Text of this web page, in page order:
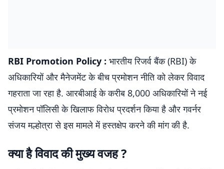
RBI Promotion Policy : भारतीय रिजर्व बैंक (RBI) के
अधिकारियों और मैनेजमेंट के बीच प्रमोशन नीति को लेकर विवाद
गहराता जा रहा है. आरबीआई के करीब 8,000 अधिकारियों ने नई
प्रमोशन पॉलिसी के खिलाफ विरोध प्रदर्शन किया है और गवर्नर
संजय मल्होत्रा से इस मामले में हस्तक्षेप करने की मांग की है.
क्या है विवाद की मुख्य वजह ?